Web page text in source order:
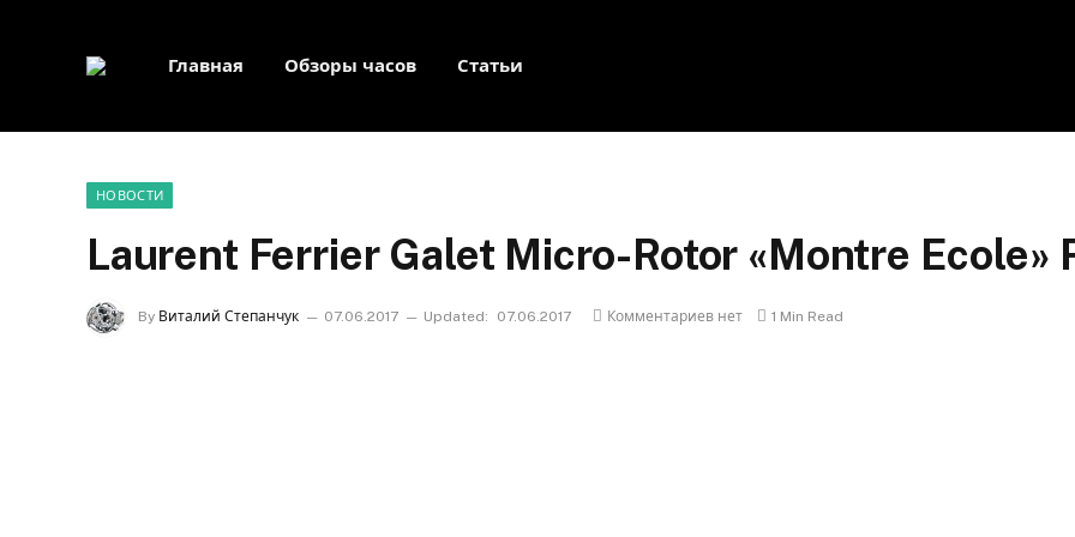
Главная Обзоры часов Статьи
НОВОСТИ
Laurent Ferrier Galet Micro-Rotor «Montre Ecole»
By Виталий Степанчук 07.06.2017 Updated: 07.06.2017 Комментариев нет 1 Min Read